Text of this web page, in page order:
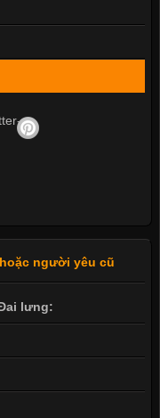
người yêu cũ
lưng: